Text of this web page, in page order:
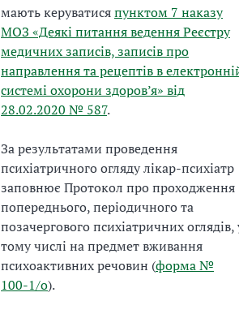
мають керуватисяпунктом 7 наказу
МОЗ «Деякі питання ведення Реєстру
медичних записів, записів про
направлення та рецептів в
системі охорони здоров’я» від
28.02.2020 № 587.
За результатами проведення
психіатричного огляду лікар-психіатр
заповнює Протокол про проходження
попереднього, періодичного та
позачергового психіатричних оглядів,
тому числі на предмет вживання
психоактивних речовин (форма №
100-1/о).